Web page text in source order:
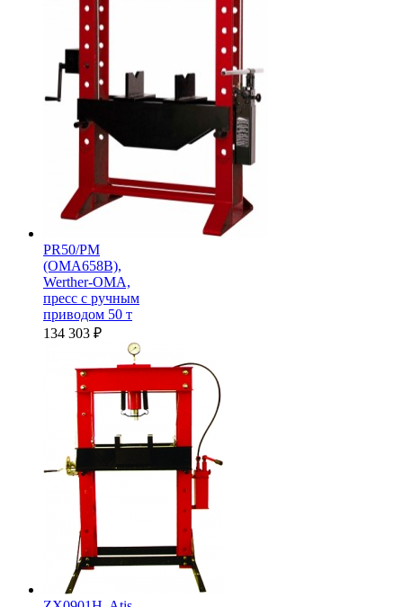
PR50/PM
(OMA658B),
Werther-OMA,
пресс с ручным
приводом 50 т
134 303 ₽